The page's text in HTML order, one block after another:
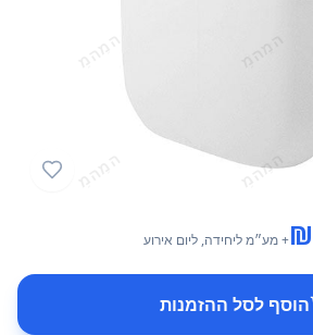
₪+ מע״מליחידה, ליום אירוע
הוסף לסל ההזמנות